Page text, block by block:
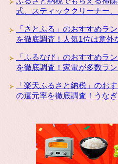
式、スティッククリーナー、
「さとふる」のおすすめラ
を徹底調査！人気1位は意外
「ふるなび」のおすすめラ
を徹底調査！家電が多数ラ
「楽天ふるさと納税」のお
の還元率を徹底調査！うな